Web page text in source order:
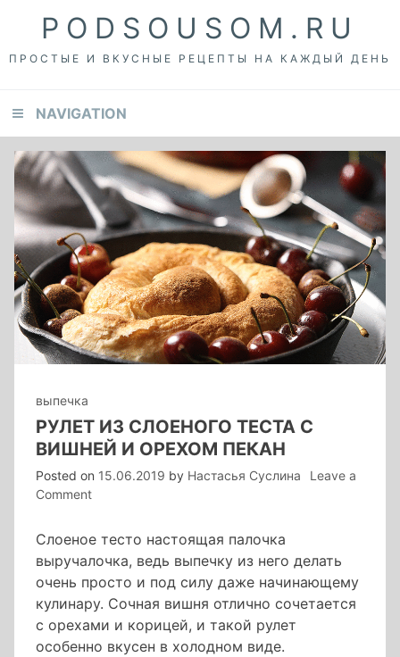
primary
content
footer
PODSOUSOM.RU
ПРОСТЫЕ И ВКУСНЫЕ РЕЦЕПТЫ НА КАЖДЫЙ ДЕНЬ
NAVIGATION
выпечка
РУЛЕТ ИЗ СЛОЕНОГО ТЕСТА С
ВИШНЕЙ И ОРЕХОМ ПЕКАН
Posted on 15.06.2019 by Настасья Суслина
Leave a
Commenton
слоеного
теста
с
вишней
и
орехом
Слоеное тесто настоящая палочка
выручалочка, ведь выпечку из него делать
очень просто и под силу даже начинающему
кулинару. Сочная вишня отлично сочетается
с орехами и корицей, и такой рулет
особенно вкусен в холодном виде.